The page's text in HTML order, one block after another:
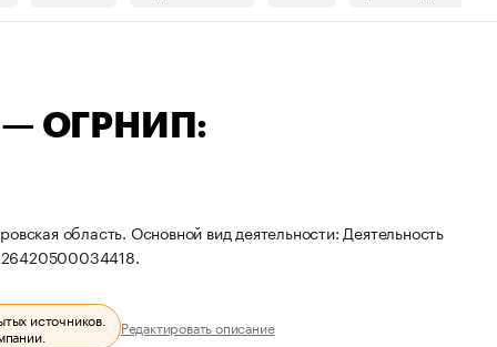
— ОГРНИП:
область. Основной вид деятельности: Деятельность
источников.
Редактировать описание